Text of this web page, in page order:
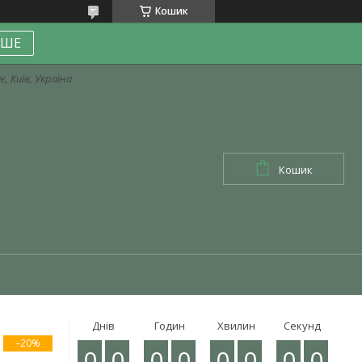
Кошик
Київ, Україна
Кошик
–20%
Днів Годин Хвилин Секунд